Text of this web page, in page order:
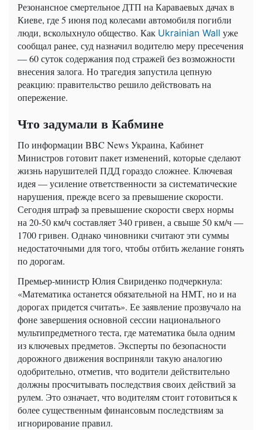
Резонансное смертельное ДТП на Караваевых дачах в
Киеве, где 5 июня под колесами автомобиля погибли
люди, всколыхнуло общество. Как Ukrainian Wall уже
сообщал ранее, суд назначил водителю меру пресечения
— 60 суток содержания под стражей без возможности
внесения залога. Но трагедия запустила цепную
реакцию: правительство решило действовать на
опережение.
Что задумали в Кабмине
По информации BBC News Украина, Кабинет
Министров готовит пакет изменений, которые сделают
жизнь нарушителей ПДД гораздо сложнее. Ключевая
идея — усиление ответственности за систематические
нарушения, прежде всего за превышение скорости.
Сегодня штраф за превышение скорости сверх нормы
на 20-50 км/ч составляет 340 гривен, а свыше 50 км/ч —
1700 гривен. Однако чиновники считают эти суммы
недостаточными для того, чтобы отбить желание гонять
по дорогам.
Премьер-министр Юлия Свириденко подчеркнула:
«Математика останется обязательной на НМТ, но и на
дорогах придется считать». Ее заявление прозвучало на
фоне завершения основной сессии национального
мультипредметного теста, где математика была одним
из ключевых предметов. Эксперты по безопасности
дорожного движения восприняли такую аналогию
одобрительно, отметив, что водители действительно
должны просчитывать последствия своих действий за
рулем. Это означает, что водителям стоит готовиться к
более существенным финансовым последствиям за
игнорирование правил.